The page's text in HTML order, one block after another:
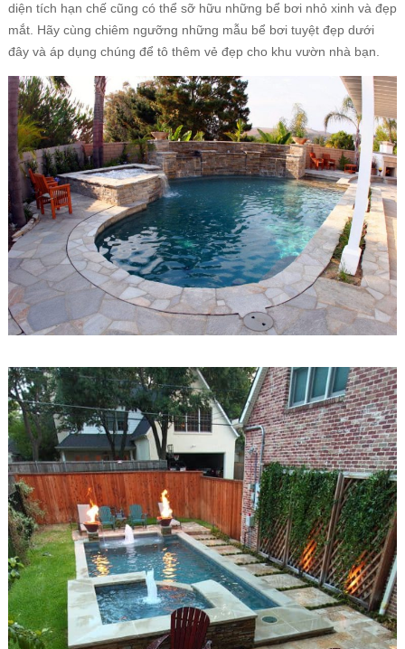
diện tích hạn chế cũng có thể sỡ hữu những bể bơi nhỏ xinh và đẹp
mắt. Hãy cùng chiêm ngưỡng những mẫu bể bơi tuyệt đẹp dưới
đây và áp dụng chúng để tô thêm vẻ đẹp cho khu vườn nhà bạn.